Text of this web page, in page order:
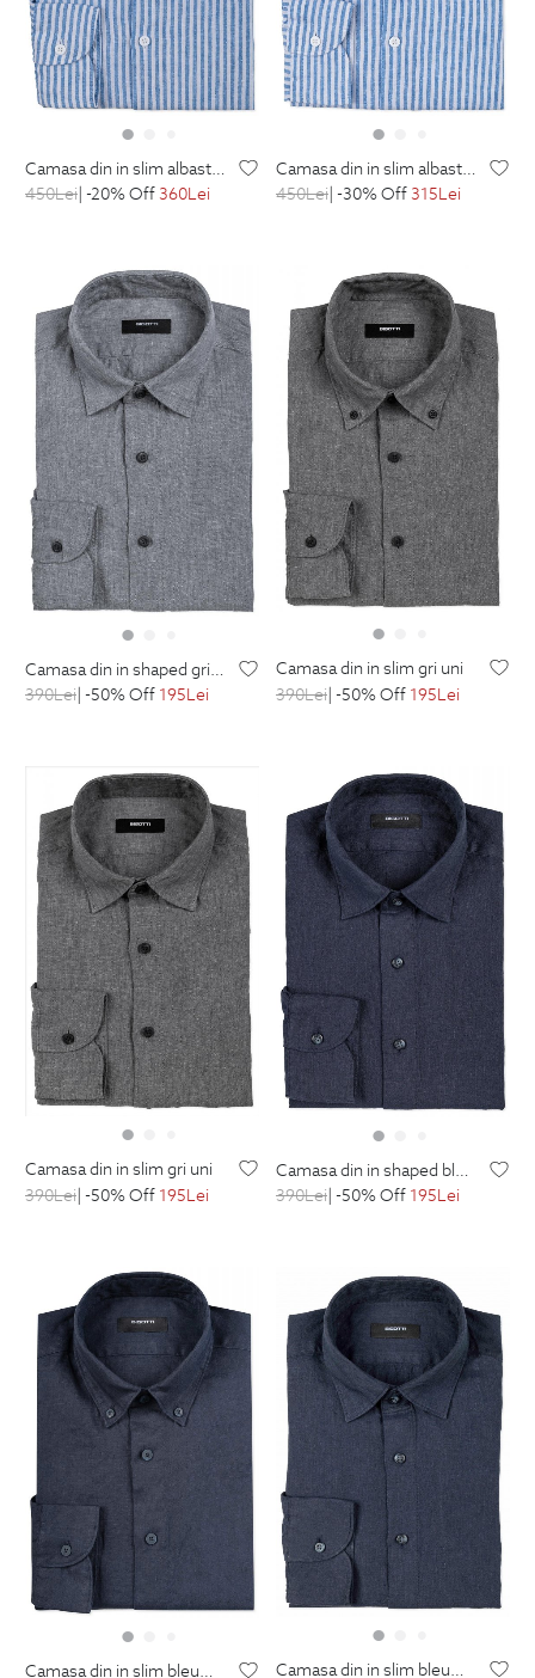
camasa din in slim albastra in dungi
450Lei| -20% Off360Lei
camasa din in slim albastra in dungi
450Lei| -30% Off315Lei
camasa din in shaped gri uni
390Lei| -50% Off 195Lei
camasa din in slim gri uni
390Lei| -50% Off 195Lei
camasa din in slim gri uni
390Lei| -50% Off 195Lei
camasa din in shaped bleumarin uni
390Lei| -50% Off 195Lei
camasa din in slim bleumarin uni camasa din in slim bleumarin uni